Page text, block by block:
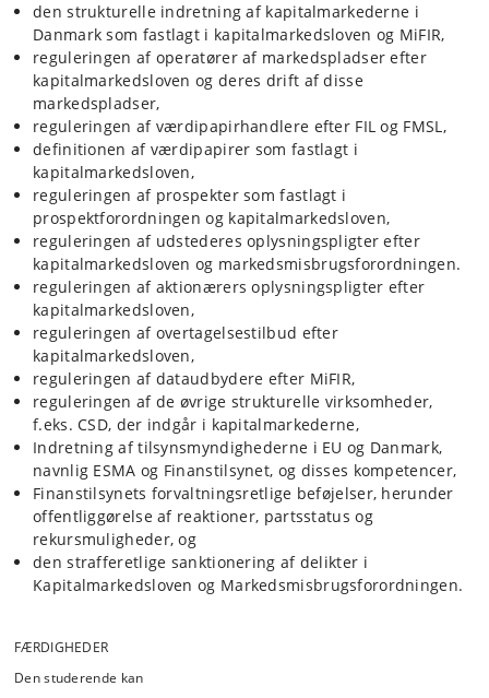
Dette kursus tilstræber at give deltagerne en forståelse for de
principper, der ligger til grund for denne regulering, et indgående
kendskab til indretningen af kapitalmarkedet, og en fornemmelse for
den fremtidige udvikling på dette område. Dette opnås ved at
analysere den retlige regulering i EU/EØS af de forskellige
markedspladser for værdipapirhandel og af de aktører, der deltager i
denne handel, både investorer, værdipapirhandlere, udstedere og
myndigheder.
Fokus er således både på markedets strukturelle forhold, på
aktørerne og den tilladte adfærd på markedet. Denne fokus
indebærer, at kapitalmarkedsret indeholder elementer fra en række
kendte retsdiscipliner som selskabsret, obligations- og ejendomsret,
strafferet og forvaltningsret. Endvidere er reguleringen af det
europæiske kapitalmarked i vidt omfang flyttet fra det nationale plan
til EU, og en forståelse af kapitalmarkedets regulering forudsætter
derfor også en forståelse for samspillet mellem dansk børsret og EU-
børsret.
Faget tager udgangspunkt i kapitalmarkedsloven (KML) og den EU-
lovgivning, som knytter sig hertil, f.eks.
markedsmisbrugsforordningens regler om insiderhandel,
manipulation og oplysningspligt. Forståelsen af lovgivningen sikres
ved brug af lærebogen samt gennemgang af domme, navnlig fra EU-
Domstolen, og afgørelser fra Finanstilsynet. Der forudsættes en aktiv
og dialogbaseret undervisning med inddragelse af aktuelle cases og
domsfremlæggelse. Reguleringen af de finansielle aktører i lov om
finansielle virksomheder (FIL) og fondsmæglerselskabsloven (FMSL)
Endvidere behandles kun traditionelle værdipapirer og ikke
den strukturelle indretning af kapitalmarkederne i
Danmark som fastlagt i kapitalmarkedsloven og MiFIR,
reguleringen af operatører af markedspladser efter
kapitalmarkedsloven og deres drift af disse
markedspladser,
reguleringen af værdipapirhandlere efter FIL og FMSL,
definitionen af værdipapirer som fastlagt i
kapitalmarkedsloven,
reguleringen af prospekter som fastlagt i
prospektforordningen og kapitalmarkedsloven,
reguleringen af udstederes oplysningspligter efter
kapitalmarkedsloven og markedsmisbrugsforordningen.
reguleringen af aktionærers oplysningspligter efter
kapitalmarkedsloven,
reguleringen af overtagelsestilbud efter
kapitalmarkedsloven,
reguleringen af dataudbydere efter MiFIR,
reguleringen af de øvrige strukturelle virksomheder,
f.eks. CSD, der indgår i kapitalmarkederne,
Indretning af tilsynsmyndighederne i EU og Danmark,
navnlig ESMA og Finanstilsynet, og disses kompetencer,
Finanstilsynets forvaltningsretlige beføjelser, herunder
offentliggørelse af reaktioner, partsstatus og
rekursmuligheder, og
den strafferetlige sanktionering af delikter i
Kapitalmarkedsloven og Markedsmisbrugsforordningen.
FÆRDIGHEDER
Den studerende kan